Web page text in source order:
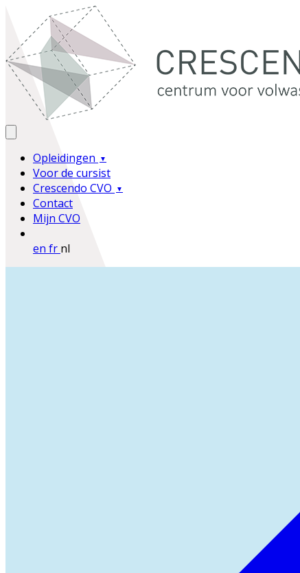
Opleidingen
Voor de cursist
Crescendo CVO
Contact
Mijn CVO
en fr nl